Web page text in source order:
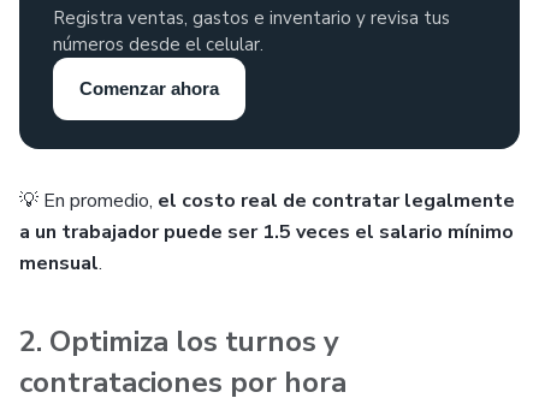
Registra ventas, gastos e inventario y revisa tus
números desde el celular.
Comenzar ahora
💡 En promedio, el costo real de contratar legalmente
a un trabajador puede ser 1.5 veces el salario mínimo
mensual.
2. Optimiza los turnos y
contrataciones por hora